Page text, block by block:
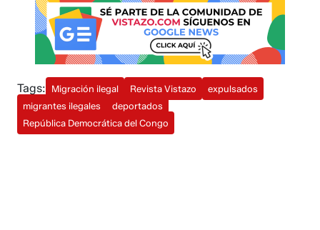
Tags: Migración ilegal Revista Vistazo
expulsados
migrantes ilegales
deportados
República Democrática del Congo